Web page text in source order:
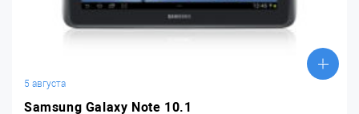
5 августа
Samsung Galaxy Note 10.1